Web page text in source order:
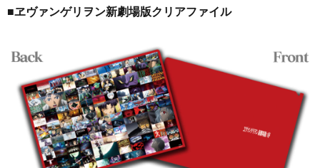
■ヱヴァンゲリヲン新劇場版クリアファイル